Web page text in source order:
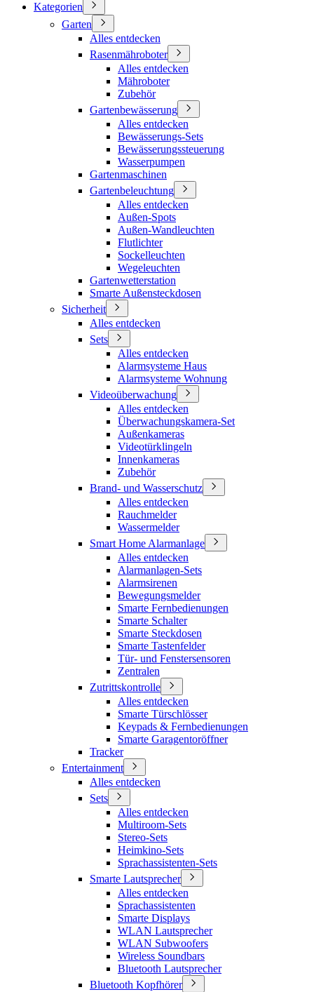
Kategorien
Garten
Alles entdecken
Rasenmähroboter
Alles entdecken
Mähroboter
Zubehör
Gartenbewässerung
Alles entdecken
Bewässerungs-Sets
Bewässerungssteuerung
Wasserpumpen
Gartenmaschinen
Gartenbeleuchtung
Alles entdecken
Außen-Spots
Außen-Wandleuchten
Flutlichter
Sockelleuchten
Wegeleuchten
Gartenwetterstation
Smarte Außensteckdosen
Sicherheit
Alles entdecken
Sets
Alles entdecken
Alarmsysteme Haus
Alarmsysteme Wohnung
Videoüberwachung
Alles entdecken
Überwachungskamera-Set
Außenkameras
Videotürklingeln
Innenkameras
Zubehör
Brand- und Wasserschutz
Alles entdecken
Rauchmelder
Wassermelder
Smart Home Alarmanlage
Alles entdecken
Alarmanlagen-Sets
Alarmsirenen
Bewegungsmelder
Smarte Fernbedienungen
Smarte Schalter
Smarte Steckdosen
Smarte Tastenfelder
Tür- und Fenstersensoren
Zentralen
Zutrittskontrolle
Alles entdecken
Smarte Türschlösser
Keypads & Fernbedienungen
Smarte Garagentoröffner
Tracker
Entertainment
Alles entdecken
Sets
Alles entdecken
Multiroom-Sets
Stereo-Sets
Heimkino-Sets
Sprachassistenten-Sets
Smarte Lautsprecher
Alles entdecken
Sprachassistenten
Smarte Displays
WLAN Lautsprecher
WLAN Subwoofers
Wireless Soundbars
Bluetooth Lautsprecher
Bluetooth Kopfhörer